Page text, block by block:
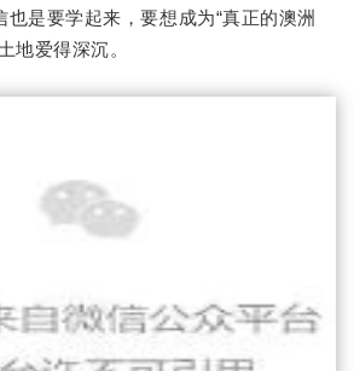
是要学起来，要想成为“真正的澳洲
地爱得深沉。